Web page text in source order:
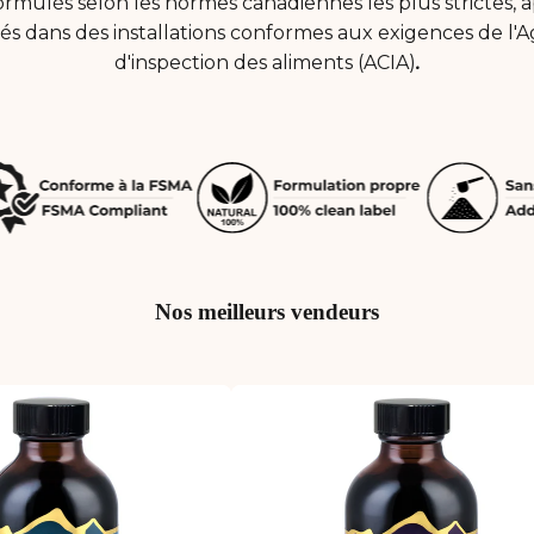
dans des installations conformes aux exigences de
d'inspection des aliments (ACIA).
Nos meilleurs vendeurs